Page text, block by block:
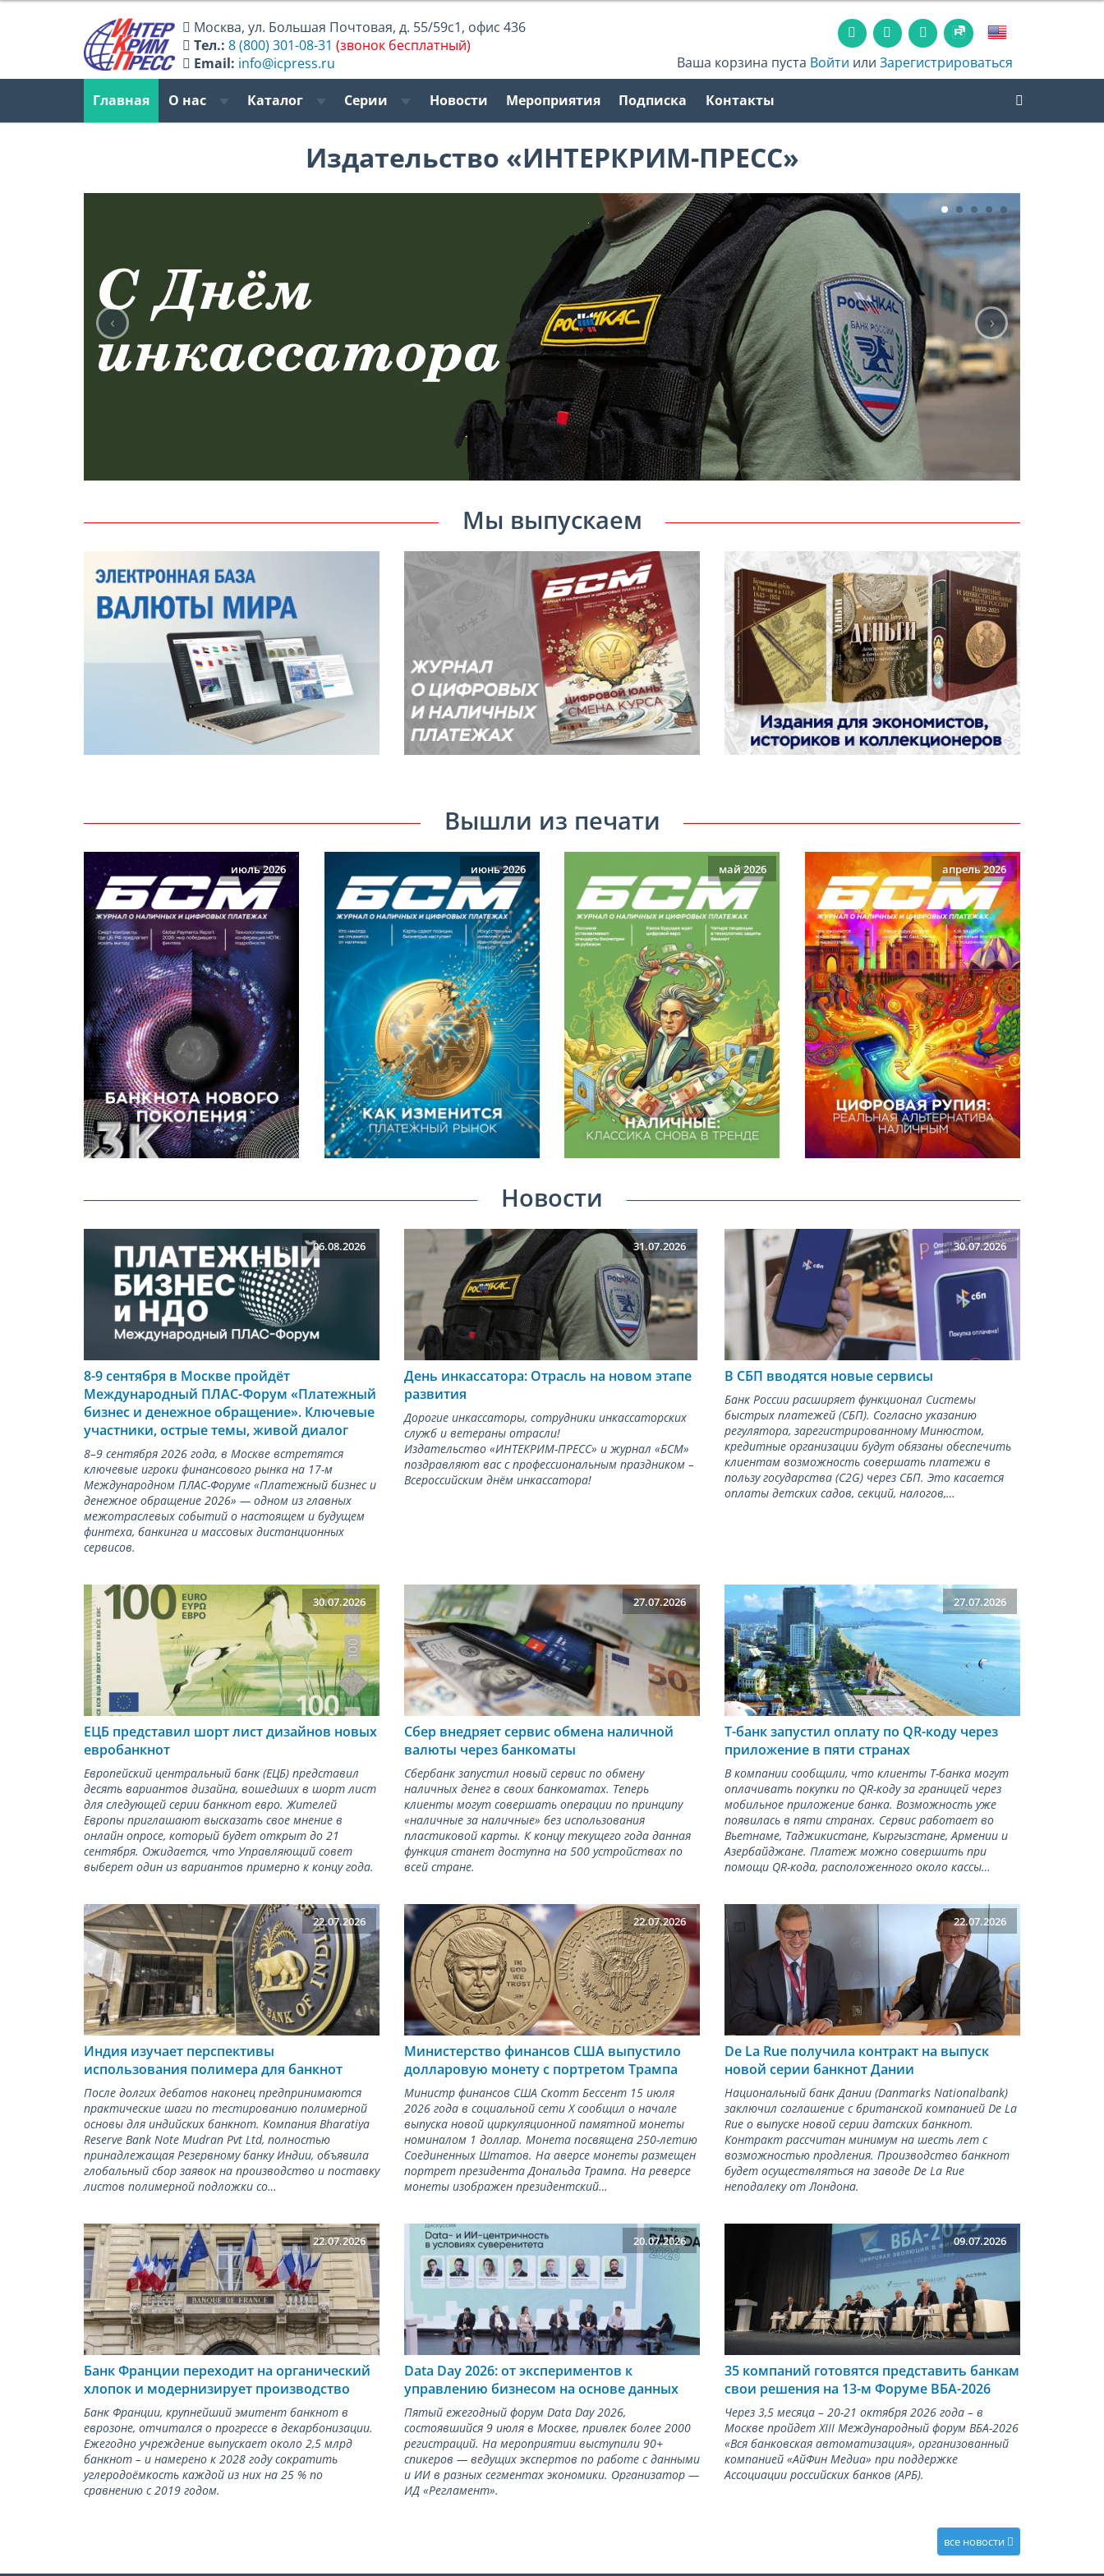
Москва,ул. Большая Почтовая, д. 55/59с1, офис 436
Тел.: 8 (800) 301-08-31 (звонок бесплатный)
Email: info@icpress.ru Ваша корзина пуста Войти илиЗарегистрироваться
Главная О нас Каталог Серии Новости Мероприятия Подписка Контакты
Издательство «ИНТЕРКРИМ-ПРЕСС»
‹ ›
Мы выпускаем
Вышли из печати
июль 2026 июнь 2026 май 2026 апрель 2026
Новости
06.08.2026
8-9 сентября в Москве пройдёт
Международный ПЛАС-Форум «Платежный
бизнес и денежное обращение». Ключевые
участники, острые темы, живой диалог
8–9 сентября 2026 года, в Москве встретятся
ключевые игроки финансового рынка на 17-м
Международном ПЛАС-Форуме «Платежный бизнес и
денежное обращение 2026» — одном из главных
межотраслевых событий о настоящем и будущем
финтеха, банкинга и массовых дистанционных
сервисов.
31.07.2026
День инкассатора: Отрасль на новом этапе
развития
Дорогие инкассаторы, сотрудники инкассаторских
служб и ветераны отрасли!
Издательство «ИНТЕКРИМ-ПРЕСС» и журнал «БСМ»
поздравляют вас с профессиональным праздником –
Всероссийским днём инкассатора!
30.07.2026
В СБП вводятся новые сервисы
Банк России расширяет функционал Системы
быстрых платежей (СБП). Согласно указанию
регулятора, зарегистрированному Минюстом,
кредитные организации будут обязаны обеспечить
клиентам возможность совершать платежи в
пользу государства (С2G) через СБП. Это касается
оплаты детских садов, секций, налогов,…
30.07.2026
ЕЦБ представил шорт лист дизайнов новых
евробанкнот
Европейский центральный банк (ЕЦБ) представил
десять вариантов дизайна, вошедших в шорт лист
для следующей серии банкнот евро. Жителей
Европы приглашают высказать свое мнение в
онлайн опросе, который будет открыт до 21
сентября. Ожидается, что Управляющий совет
выберет один из вариантов примерно к концу года.
27.07.2026
Сбер внедряет сервис обмена наличной
валюты через банкоматы
Сбербанк запустил новый сервис по обмену
наличных денег в своих банкоматах. Теперь
клиенты могут совершать операции по принципу
«наличные за наличные» без использования
пластиковой карты. К концу текущего года данная
функция станет доступна на 500 устройствах по
всей стране.
27.07.2026
Т-банк запустил оплату по QR-коду через
приложение в пяти странах
В компании сообщили, что клиенты Т-банка могут
оплачивать покупки по QR-коду за границей через
мобильное приложение банка. Возможность уже
появилась в пяти странах. Сервис работает во
Вьетнаме, Таджикистане, Кыргызстане, Армении и
Азербайджане. Платеж можно совершить при
помощи QR-кода, расположенного около кассы…
22.07.2026
Индия изучает перспективы
использования полимера для банкнот
После долгих дебатов наконец предпринимаются
практические шаги по тестированию полимерной
основы для индийских банкнот. Компания Bharatiya
Reserve Bank Note Mudran Pvt Ltd, полностью
принадлежащая Резервному банку Индии, объявила
глобальный сбор заявок на производство и поставку
листов полимерной подложки со…
22.07.2026
Министерство финансов США выпустило
долларовую монету с портретом Трампа
Министр финансов США Скотт Бессент 15 июля
2026 года в социальной сети X сообщил о начале
выпуска новой циркуляционной памятной монеты
номиналом 1 доллар. Монета посвящена 250-летию
Соединенных Штатов. На аверсе монеты размещен
портрет президента Дональда Трампа. На реверсе
монеты изображен президентский…
22.07.2026
De La Rue получила контракт на выпуск
новой серии банкнот Дании
Национальный банк Дании (Danmarks Nationalbank)
заключил соглашение с британской компанией De La
Rue о выпуске новой серии датских банкнот.
Контракт рассчитан минимум на шесть лет с
возможностью продления. Производство банкнот
будет осуществляться на заводе De La Rue
неподалеку от Лондона.
22.07.2026
Банк Франции переходит на органический
хлопок и модернизирует производство
Банк Франции, крупнейший эмитент банкнот в
еврозоне, отчитался о прогрессе в декарбонизации.
Ежегодно учреждение выпускает около 2,5 млрд
банкнот – и намерено к 2028 году сократить
углеродоёмкость каждой из них на 25 % по
сравнению с 2019 годом.
20.07.2026
Data Day 2026: от экспериментов к
управлению бизнесом на основе данных
Пятый ежегодный форум Data Day 2026,
состоявшийся 9 июля в Москве, привлек более 2000
регистраций. На мероприятии выступили 90+
спикеров — ведущих экспертов по работе с данными
и ИИ в разных сегментах экономики. Организатор —
ИД «Регламент».
09.07.2026
35 компаний готовятся представить банкам
свои решения на 13-м Форуме ВБА-2026
Через 3,5 месяца – 20-21 октября 2026 года – в
Москве пройдет XIII Международный форум ВБА-2026
«Вся банковская автоматизация», организованный
компанией «АйФин Медиа» при поддержке
Ассоциации российских банков (АРБ).
все новости